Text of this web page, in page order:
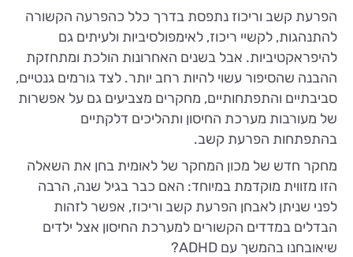
הפרעת קשב וריכוז נתפסת בדרך כלל כהפרעה הקשורה
להתנהגות, לקשיי ריכוז, לאימפולסיביות ולעיתים גם
להיפראקטיביות. אבל בשנים האחרונות הולכת ומתחזקת
ההבנה שהסיפור עשוי להיות רחב יותר. לצד גורמים גנטיים,
סביבתיים והתפתחותיים, מחקרים מצביעים גם על אפשרות
של מעורבות מערכת החיסון ותהליכים דלקתיים
בהתפתחות הפרעת קשב.
מחקר חדש של מכון המחקר של לאומית בחן את השאלה
הזו מזווית מוקדמת במיוחד: האם כבר בגיל שנה, הרבה
לפני שניתן לאבחן הפרעת קשב וריכוז, אפשר לזהות
הבדלים במדדים הקשורים למערכת החיסון אצל ילדים
שיאובחנו בהמשך עם ADHD?